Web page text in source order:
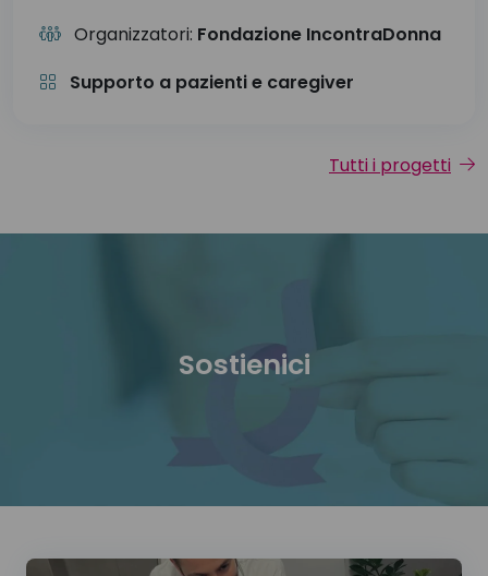
Organizzatori: Fondazione IncontraDonna
Supporto a pazienti e caregiver
Tutti i progetti
Sostienici